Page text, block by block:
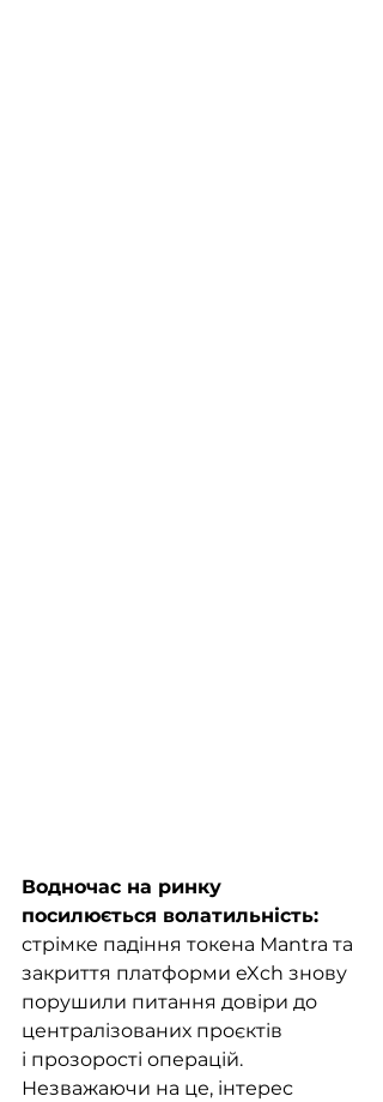
Водночас на ринку
посилюється волатильність:
стрімке падіння токена Mantra та
закриття платформи eXch знову
порушили питання довіри до
централізованих проєктів
і прозорості операцій.
Незважаючи на це, інтерес